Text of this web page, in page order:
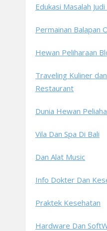
Edukasi Masalah
Permainan Balapan
Hewan Peliharaan
Traveling Kuliner
Restaurant
Dunia Hewan
Vila Dan Spa Di Bali
Dan Alat Music
Info Dokter Dan
Praktek Kesehatan
Hardware Dan